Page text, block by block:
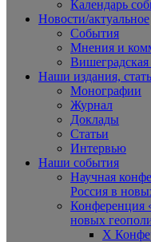
Календарь
Новости/актуальное
События
Мнения и
Наши издания,
Монографии
Журнал
Доклады
Статьи
Интервью
Наши события
Научная
Россия в
Конференция
новых
X